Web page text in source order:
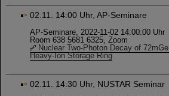
02.11. 14:00 Uhr, AP-Seminare
AP-Seminare, 2022-11-02 14:00:00 Uhr
Room 638 5681 6325, Zoom
Nuclear Two-Photon Decay of
Heavy-Ion Storage Ring
02.11. 14:30 Uhr, NUSTAR Seminar